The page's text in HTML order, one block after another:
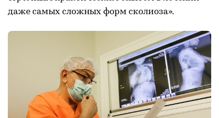
даже самых сложных форм сколиоза».